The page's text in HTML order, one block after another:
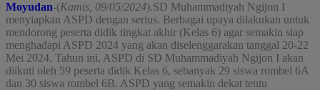
Moyudan-(Kamis, 09/05/2024).SD Muhammadiyah Ngijon I
menyiapkan ASPD dengan serius. Berbagai upaya dilakukan untuk
mendorong peserta didik tingkat akhir (Kelas 6) agar semakin siap
menghadapi ASPD 2024 yang akan diselenggarakan tanggal 20-22
Mei 2024. Tahun ini, ASPD di SD Muhammadiyah Ngijon I akan
diikuti oleh 59 peserta didik Kelas 6, sebanyak 29 siswa rombel 6A
dan 30 siswa rombel 6B. ASPD yang semakin dekat tentu